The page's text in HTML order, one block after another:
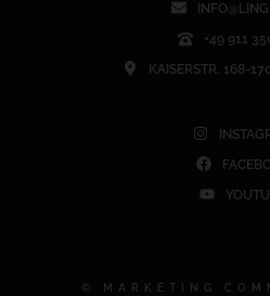
+49 911
KAISERSTR. 168-
© MARKETING